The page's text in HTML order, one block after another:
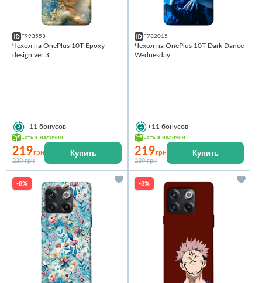
F993553
Чехол на OnePlus 10T Epoxy
design ver.3
+11 бонусов
Есть в наличии
219грн
239 грн
Купить
F782015
Чехол на OnePlus 10T Dark Dance
Wednesday
+11 бонусов
Есть в наличии
219грн
239 грн
Купить
-8% -8%